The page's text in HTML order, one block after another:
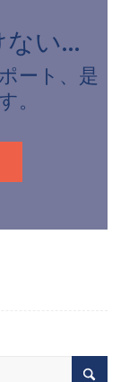
ない…
ート、是
。